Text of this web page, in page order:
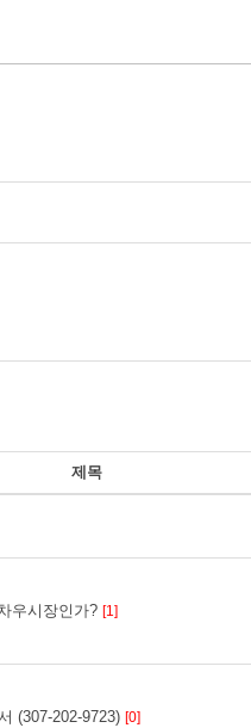
제목
우시장인가? [1]
(307-202-9723) [0]